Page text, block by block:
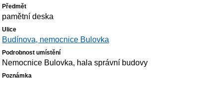
pamětní deska
Budínova, nemocnice Bulovka
Nemocnice Bulovka, hala správní budovy